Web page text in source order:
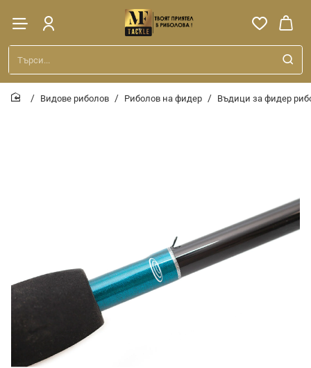
Търси...
Видове риболов Риболов на фидер Въдици за фидер